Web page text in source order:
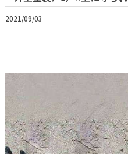
2021/09/03